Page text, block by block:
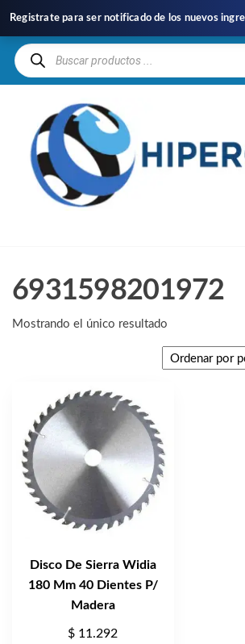
Registrate para ser notificado de los nuevos
6931598201972
Mostrando el único resultado
Disco De Sierra Widia
180 Mm 40 Dientes P/
Madera
$ 11.292